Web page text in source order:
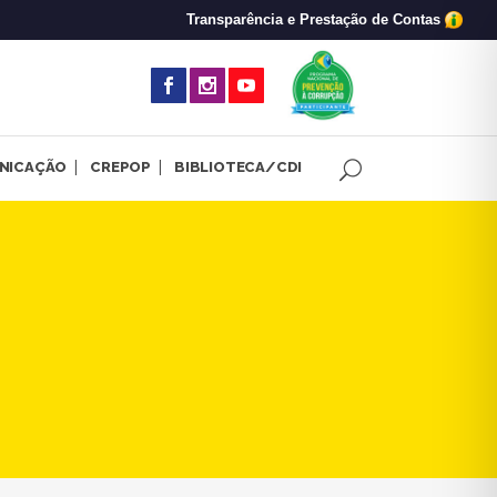
Transparência e Prestação de Contas
CREPOP BIBLIOTECA/CDI
dia 29/5 | CRP-MG